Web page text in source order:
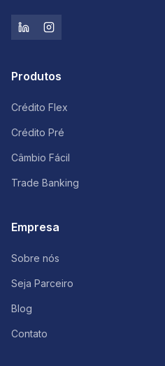
Produtos
Crédito Flex
Crédito Pré
Câmbio Fácil
Trade Banking
Empresa
Sobre nós
Seja Parceiro
Blog
Contato